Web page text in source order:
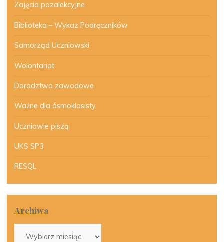
Zajęcia pozalekcyjne
Biblioteka – Wykaz Podręczników
Samorząd Uczniowski
Wolontariat
Doradztwo zawodowe
Ważne dla ósmoklasisty
Uczniowie piszą
UKS SP3
RESQL
Archiwa